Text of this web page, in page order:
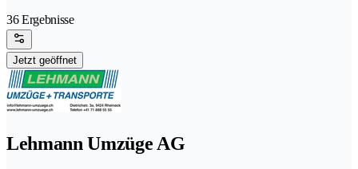
36 Ergebnisse
Jetzt geöffnet
Lehmann Umzüge AG